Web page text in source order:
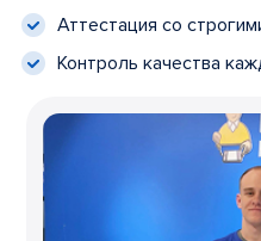
Аттестация со
Контроль качества